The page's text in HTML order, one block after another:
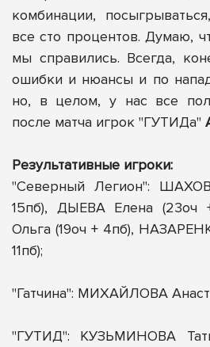
комбинации,
все сто процентов. Думаю,
мы справились. Всегда,
ошибки и нюансы и по
но, в целом, у нас все
после матча игрок "ГУТИДа"
Результативные игроки:
"Северный Легион":
15пб), ДЫЕВА Елена (23оч
Ольга (19оч + 4пб),
11пб);
"Гатчина": МИХАЙЛОВА
"ГУТИД": КУЗЬМИНОВА